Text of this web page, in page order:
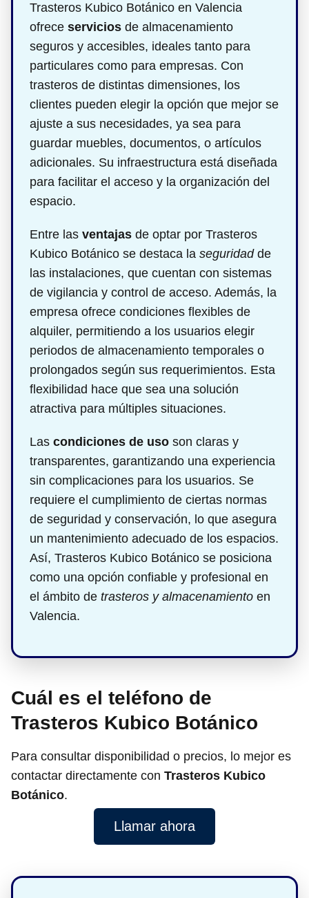
Trasteros Kubico Botánico en Valencia
ofrece servicios de almacenamiento
seguros y accesibles, ideales tanto para
particulares como para empresas. Con
trasteros de distintas dimensiones, los
clientes pueden elegir la opción que mejor se
ajuste a sus necesidades, ya sea para
guardar muebles, documentos, o artículos
adicionales. Su infraestructura está diseñada
para facilitar el acceso y la organización del
espacio.
Entre las ventajas de optar por Trasteros
Kubico Botánico se destaca la seguridadde
las instalaciones, que cuentan con sistemas
de vigilancia y control de acceso. Además, la
empresa ofrece condiciones flexibles de
alquiler, permitiendo a los usuarios elegir
periodos de almacenamiento temporales o
prolongados según sus requerimientos. Esta
flexibilidad hace que sea una solución
atractiva para múltiples situaciones.
Las condiciones de uso son claras y
transparentes, garantizando una experiencia
sin complicaciones para los usuarios. Se
requiere el cumplimiento de ciertas normas
de seguridad y conservación, lo que asegura
un mantenimiento adecuado de los espacios.
Así, Trasteros Kubico Botánico se posiciona
como una opción confiable y profesional en
el ámbito de trasteros y almacenamiento en
Valencia.
Cuál es el teléfono de
Trasteros Kubico Botánico
Para consultar disponibilidad o precios, lo mejor es
contactar directamente con Trasteros Kubico
Botánico.
Llamar ahora